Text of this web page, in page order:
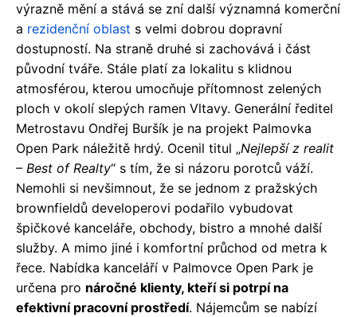
výrazně mění a stává se zní další významná komerční
a rezidenční oblast s velmi dobrou dopravní
dostupností. Na straně druhé si zachovává i část
původní tváře. Stále platí za lokalitu s klidnou
atmosférou, kterou umocňuje přítomnost zelených
ploch v okolí slepých ramen Vltavy. Generální ředitel
Metrostavu Ondřej Buršík je na projekt Palmovka
Open Park náležitě hrdý. Ocenil titul „Nejlepší z realit
– Best of Realty“ s tím, že si názoru porotců váží.
Nemohli si nevšimnout, že se jednom z pražských
brownfieldů developerovi podařilo vybudovat
špičkové kanceláře, obchody, bistro a mnohé další
služby. A mimo jiné i komfortní průchod od metra k
řece. Nabídka kanceláří v Palmovce Open Park je
určena pro náročné klienty, kteří si potrpí na
efektivní pracovní prostředí. Nájemcům se nabízí